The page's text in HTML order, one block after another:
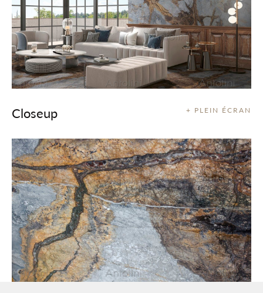
+ PLEIN ÉCRAN
Closeup